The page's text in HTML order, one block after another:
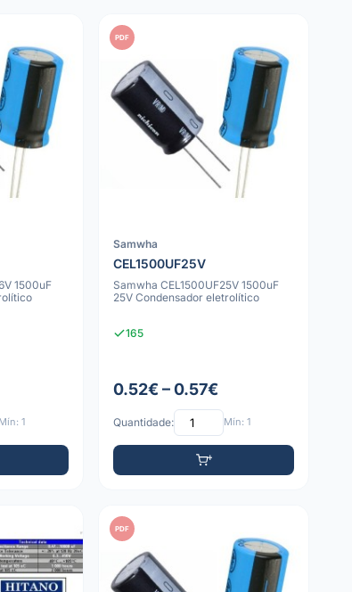
1500uF
Mín: 1
PDF
Samwha
CEL1500UF25V
Samwha CEL1500UF25V 1500uF
25V Condensador eletrolítico
165
0.52€ – 0.57€
Quantidade: Mín: 1
PDF